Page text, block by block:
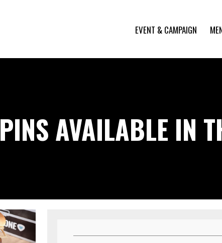
EVENT & CAMPAIGN
PINS AVAILABLE IN